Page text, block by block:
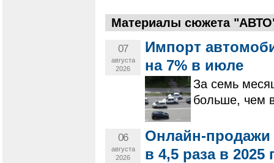
Материалы сюжета
07
августа
2026
Импорт
на 7% в июле
За семь
больше, чем
06
августа
2026
Онлайн-
в 4,5 раза в 2025